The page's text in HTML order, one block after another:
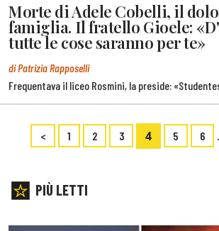
Morte di Adele Cobelli, il
famiglia. Il fratello Gioele:
tutte le cose saranno per te»
di Patrizia Rapposelli
Frequentava il liceo Rosmini, la preside:
< 1 2 3 4 5 6
PIÙ LETTI